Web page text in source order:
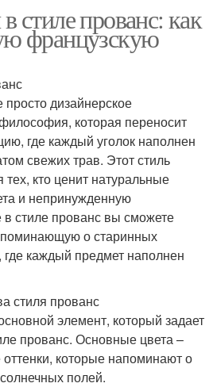
стиле прованс: как
французскую
дизайнерское
которая переносит
где каждый уголок наполнен
свежих трав. Этот стиль
кто ценит натуральные
и непринужденную
в стиле прованс вы сможете
о старинных
где каждый предмет наполнен
стиля прованс
элемент, который задает
прованс. Основные цвета –
которые напоминают о
полей.